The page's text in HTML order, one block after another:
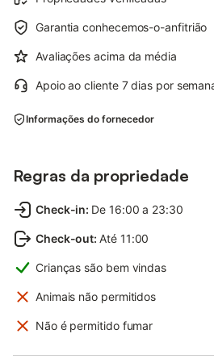
Garantia conhecemos-o-anfitrião
Avaliações acima da média
Apoio ao cliente 7 dias por
Informações do fornecedor
Regras da propriedade
Check-in: De 16:00 a 23:30
Check-out: Até 11:00
Crianças são bem vindas
Animais não permitidos
Não é permitido fumar